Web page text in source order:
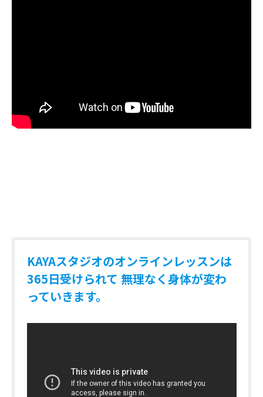
KAYAスタジオのオンラインレッスンは
365日受けられて 無理なく身体が変わ
っていきます。